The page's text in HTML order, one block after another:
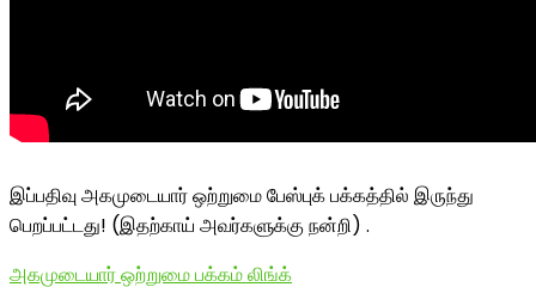
இப்பதிவு அகமுடையார் ஒற்றுமை பேஸ்புக் பக்கத்தில் இருந்து
பெறப்பட்டது! (இதற்காய் அவர்களுக்கு நன்றி) .
அகமுடையார் ஒற்றுமை பக்கம் லிங்க்